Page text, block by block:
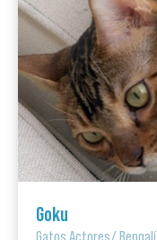
Goku
Gatos Actores/Bengalí